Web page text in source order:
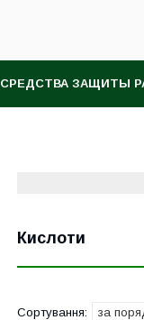
СРЕДСТВА ЗАЩИТЫ
Кислоти